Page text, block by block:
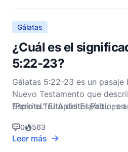
Hijo de Dios, quien me amó
(NVI). Este
Gálatas
¿Cuál es el
5:22-23?
Gálatas 5:22-23 es un
Nuevo Testamento que
Espíritu." El Apóstol Pablo,
una vida guiada por el
dicen:
"Pero el fruto del Espíritu es
0 563
Leer más